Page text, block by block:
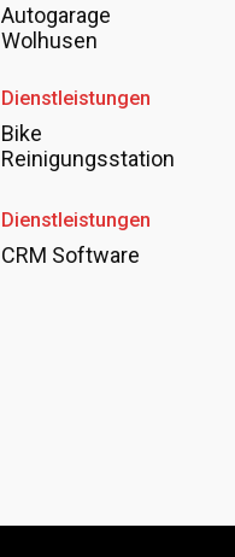
Autogarage
Wolhusen
Dienstleistungen
Bike
Reinigungsstation
Dienstleistungen
CRM Software